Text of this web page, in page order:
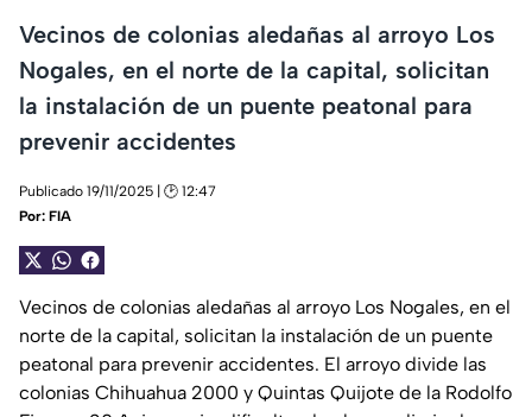
Vecinos de colonias aledañas al arroyo Los
Nogales, en el norte de la capital, solicitan
la instalación de un puente peatonal para
prevenir accidentes
Publicado 19/11/2025 | 🕑 12:47
Por: FIA
Vecinos de colonias aledañas al arroyo Los Nogales, en el
norte de la capital, solicitan la instalación de un puente
peatonal para prevenir accidentes. El arroyo divide las
colonias Chihuahua 2000 y Quintas Quijote de la Rodolfo